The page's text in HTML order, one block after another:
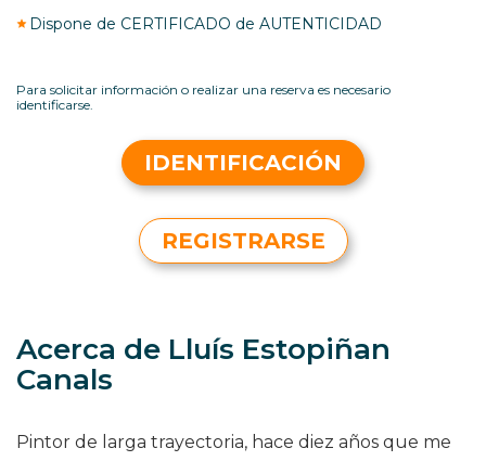
Dispone de CERTIFICADO de AUTENTICIDAD
Para solicitar información o realizar una reserva es necesario
identificarse.
IDENTIFICACIÓN
REGISTRARSE
Acerca de Lluís Estopiñan
Canals
Pintor de larga trayectoria, hace diez años que me